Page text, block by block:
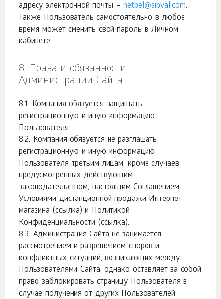
адресу электронной почты –netbel@sibval.com.
Также Пользователь самостоятельно в любое
время может сменить свой пароль в Личном
кабинете.
Права и обязанности
Администрации Сайта
Компания обязуется защищать
регистрационную и иную информацию
Пользователя.
Компания обязуется не разглашать
регистрационную и иную информацию
Пользователя третьим лицам, кроме случаев,
предусмотренных действующим
законодательством, настоящим Соглашением,
Условиями дистанционной продажи Интернет-
магазина (ссылка) и Политикой
Конфиденциальности (ссылка).
Администрация Сайта не занимается
рассмотрением и разрешением споров и
конфликтных ситуаций, возникающих между
Пользователями Сайта, однако оставляет за собой
право заблокировать страницу Пользователя в
случае получения от других Пользователей